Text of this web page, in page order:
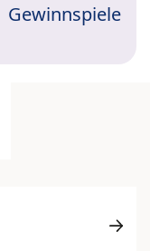
Gewinnspiele